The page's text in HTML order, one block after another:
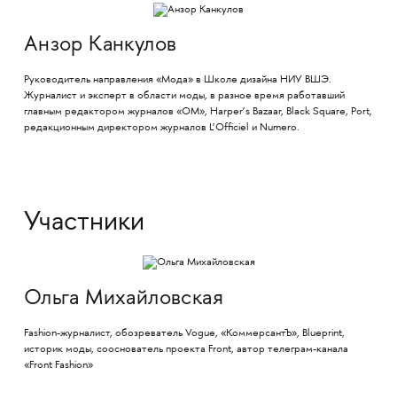
Анзор Канкулов
Руководитель направления «Мода» в Школе дизайна НИУ ВШЭ.
Журналист и эксперт в области моды, в разное время работавший
главным редактором журналов «ОМ», Harper’s Bazaar, Black Square, Port,
редакционным директором журналов L’Officiel и Numero.
Участники
Ольга Михайловская
Fashion-журналист, обозреватель Vogue, «КоммерсантЪ», Blueprint,
историк моды, сооснователь проекта Front, автор телеграм-канала
«Front Fashion»